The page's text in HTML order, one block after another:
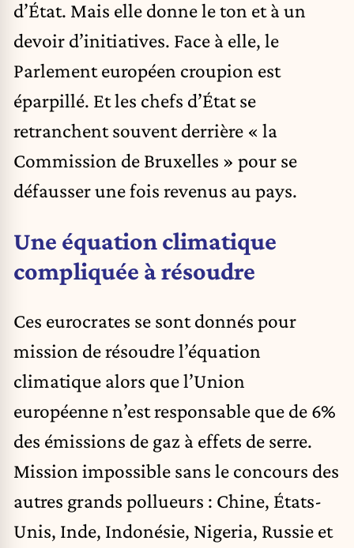
d’État. Mais elle donne le ton et à un
devoir d’initiatives. Face à elle, le
Parlement européen croupion est
éparpillé. Et les chefs d’État se
retranchent souvent derrière « la
Commission de Bruxelles » pour se
défausser une fois revenus au pays.
Une équation climatique
compliquée à résoudre
Ces eurocrates se sont donnés pour
mission de résoudre l’équation
climatique alors que l’Union
européenne n’est responsable que de 6%
des émissions de gaz à effets de serre.
Mission impossible sans le concours des
autres grands pollueurs : Chine, États-
Unis, Inde, Indonésie, Nigeria, Russie et